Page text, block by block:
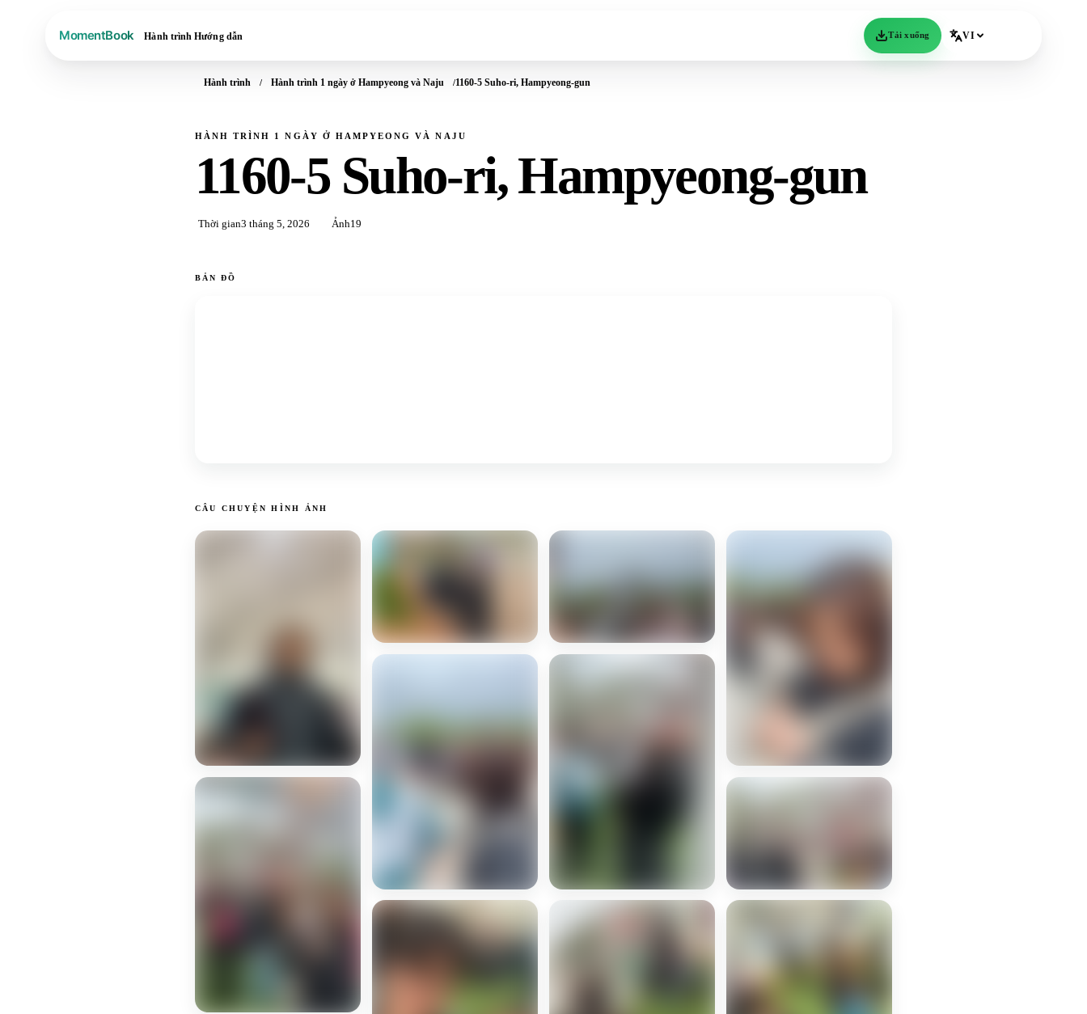
Hành trình Hướng dẫn Tải xuống VI
Hành trình Hành trình 1 ngày ở Hampyeong và Naju 1160-5 Suho-ri, Hampyeong-gun
HÀNH TRÌNH 1 NGÀY Ở HAMPYEONG VÀ NAJU
1160-5 Suho-ri, Hampyeong-gun
Thời gian3 tháng 5, 2026 Ảnh19
BẢN ĐỒ
CÂU CHUYỆN HÌNH ẢNH